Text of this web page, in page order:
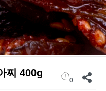
찌 400g
0